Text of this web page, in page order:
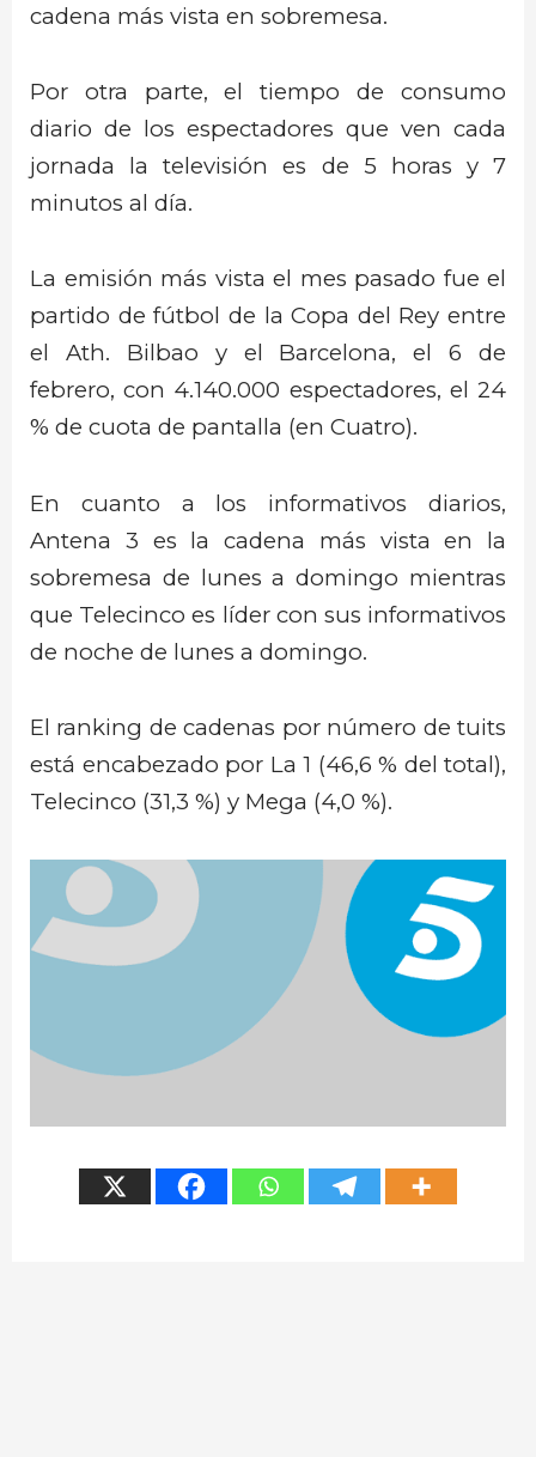
cadena más vista en sobremesa.
Por otra parte, el tiempo de consumo
diario de los espectadores que ven cada
jornada la televisión es de 5 horas y 7
minutos al día.
La emisión más vista el mes pasado fue el
partido de fútbol de la Copa del Rey entre
el Ath. Bilbao y el Barcelona, el 6 de
febrero, con 4.140.000 espectadores, el 24
% de cuota de pantalla (en Cuatro).
En cuanto a los informativos diarios,
Antena 3 es la cadena más vista en la
sobremesa de lunes a domingo mientras
que Telecinco es líder con sus informativos
de noche de lunes a domingo.
El ranking de cadenas por número de tuits
está encabezado por La 1 (46,6 % del total),
Telecinco (31,3 %) y Mega (4,0 %).